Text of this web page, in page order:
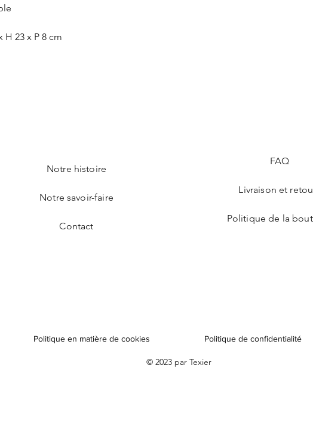
H 23 x P 8 cm
Notre histoire
Notre savoir-faire
Contact
FAQ
Livraison et
Politique de la
Politique en matière de cookies Politique de confidentialité
© 2023 par Texier